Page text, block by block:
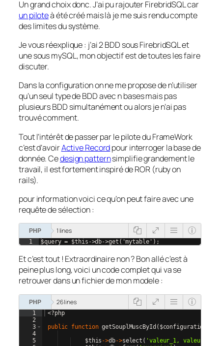
Un grand choix donc. J’ai pu rajouter FirebridSQL car
un piloteà été créé mais là je me suis rendu compte
des limites du système.
Je vous réexplique : j’ai 2 BDD sous FirebridSQL et
une sous mySQL, mon objectif est de toutes les faire
discuter.
Dans la configuration on ne me propose de n’utiliser
qu’un seul type de BDD avec n bases mais pas
plusieurs BDD simultanément ou alors je n’ai pas
trouvé comment.
Tout l’intérêt de passer par le pilote du FrameWork
c’est d’avoirActive Recordpour interroger la base de
donnée. Cedesign patternsimplifie grandement le
travail, il est fortement inspiré de ROR (ruby on
rails).
pour information voici ce qu’on peut faire avec une
requête de sélection :
PHP 1 lines
1 $query = $this->db->get('mytable');
Et c’est tout ! Extraordinaire non ? Bon allé c’est à
peine plus long, voici un code complet qui va se
retrouver dans un fichier de mon modele :
PHP 26 lines
1
2
3
4
5
<?php
public function getSouplMuscById (
$this ->db->select ( 'valeur_1, valeur_2,